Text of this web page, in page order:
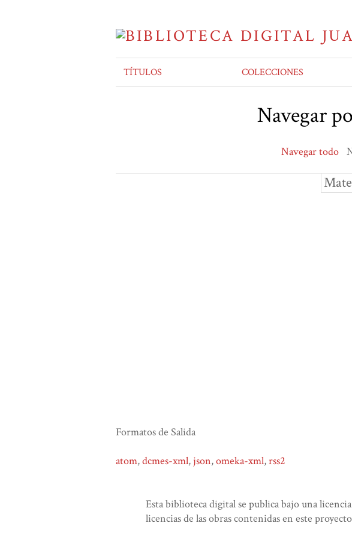
TÍTULOS COLECCIONES
Navegar
Navegar todo
Formatos de Salida
atom,dcmes-xml, json,omeka-xml,rss2
Esta biblioteca digital se publica bajo una
licencias de las obras contenidas en este